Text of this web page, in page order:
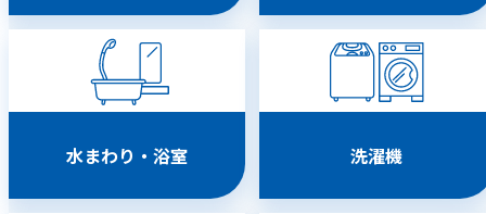
水まわり・浴室 洗濯機